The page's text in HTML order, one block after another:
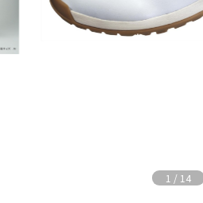
1 / 14